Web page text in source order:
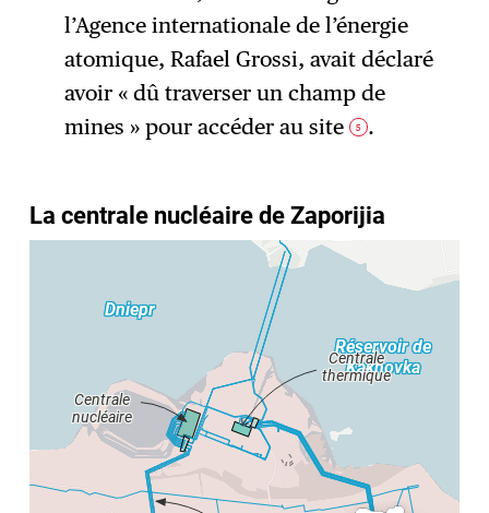
l’Agence internationale de l’énergie
atomique, Rafael Grossi, avait déclaré
avoir « dû traverser un champ de
mines » pour accéder au site
5 .